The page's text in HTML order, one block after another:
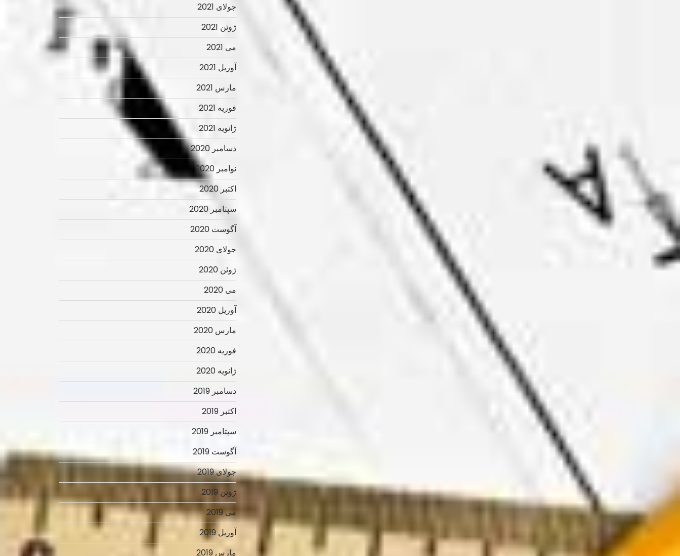
جولای 2021
ژوئن 2021
می 2021
آوریل 2021
مارس 2021
فوریه 2021
ژانویه 2021
دسامبر 2020
نوامبر 2020
اکتبر 2020
سپتامبر 2020
آگوست 2020
جولای 2020
ژوئن 2020
می 2020
آوریل 2020
مارس 2020
فوریه 2020
ژانویه 2020
دسامبر 2019
اکتبر 2019
سپتامبر 2019
آگوست 2019
جولای 2019
ژوئن 2019
می 2019
آوریل 2019
مارس 2019